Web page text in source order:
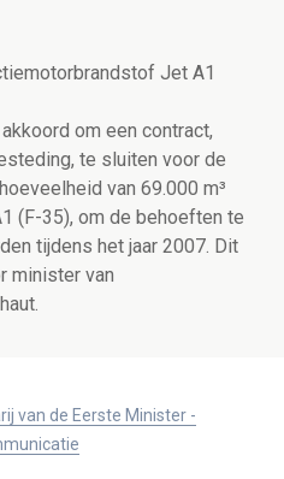
Jet A1
om een contract,
te sluiten voor de
van 69.000 m³
(F-35), om de behoeften te
tijdens het jaar 2007. Dit
minister van
van de Eerste Minister -